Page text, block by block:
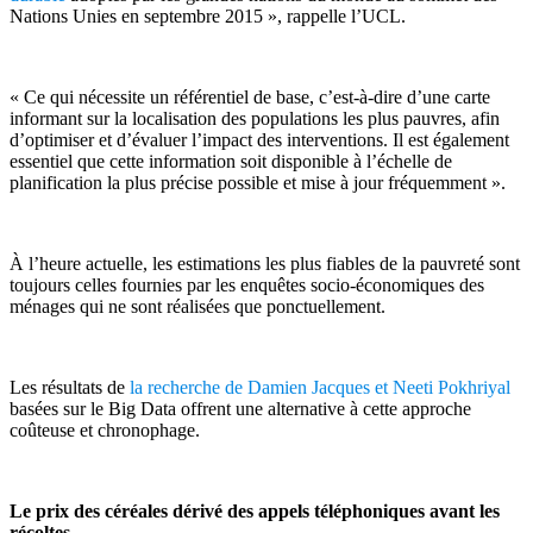
Nations Unies en septembre 2015 », rappelle l’UCL.
« Ce qui nécessite un référentiel de base, c’est-à-dire d’une carte
informant sur la localisation des populations les plus pauvres, afin
d’optimiser et d’évaluer l’impact des interventions. Il est également
essentiel que cette information soit disponible à l’échelle de
planification la plus précise possible et mise à jour fréquemment ».
À l’heure actuelle, les estimations les plus fiables de la pauvreté sont
toujours celles fournies par les enquêtes socio-économiques des
ménages qui ne sont réalisées que ponctuellement.
Les résultats de la recherche de Damien Jacques et Neeti Pokhriyal
basées sur le Big Data offrent une alternative à cette approche
coûteuse et chronophage.
Le prix des céréales dérivé des appels téléphoniques avant les